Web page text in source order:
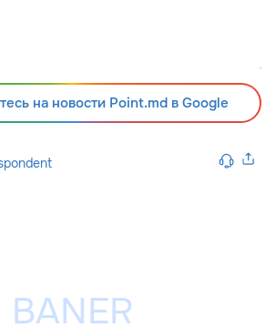
на новости Point.md в Google